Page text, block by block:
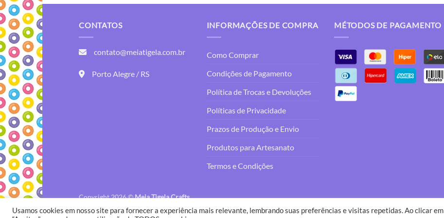
CONTATOS
contato@meiatigela.com.br
Porto Alegre / RS
INFORMAÇÕES DE COMPRA
Como Comprar
Condições de Pagamento
Política de Trocas e Devoluções
Políticas de Privacidade
Prazos de Produção e Envio
Produtos para Artesanato
Termos e Condições
MÉTODOS DE PAGAMENTO
Copyright 2026 ©Meia Tigela Crafts
Usamos cookies em nosso site para fornecer a experiência mais relevante, lembrando suas preferências e visitas repetidas. Ao clicar em